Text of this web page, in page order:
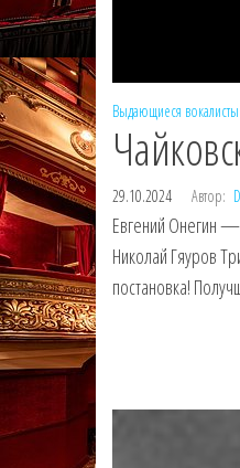
Выдающиеся вокалисты
29.10.2024 Автор:
Евгений Онегин
Николай Гяуров
постановка!